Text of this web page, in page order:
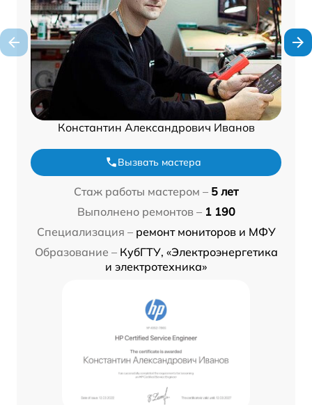
Константин Александрович Иванов
Вызвать мастера
Стаж работы мастером – 5 лет
Выполнено ремонтов – 1 190
Специализация – ремонт мониторов и МФУ
Образование – КубГТУ, «Электроэнергетика
и электротехника»